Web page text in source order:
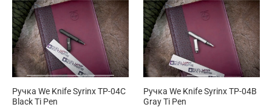
Ручка We Knife Syrinx TP-04C
Black Ti Pen
Ручка We Knife Syrinx TP-04B
Gray Ti Pen